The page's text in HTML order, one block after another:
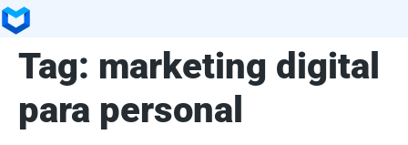
Tag: marketing digital
para personal